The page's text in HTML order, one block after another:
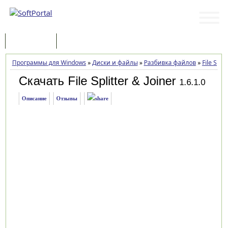
Программы для Windows »Диски и файлы» Разбивка файлов» File
Скачать File Splitter & Joiner 1.6.1.0
Описание Отзывы